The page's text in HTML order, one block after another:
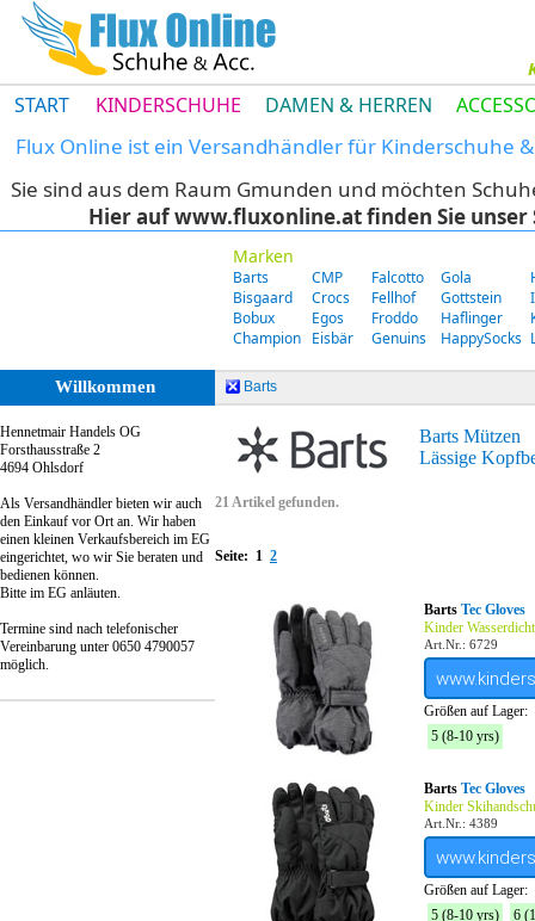
START KINDERSCHUHE DAMEN & HERREN
Flux Online ist ein Versandhändler für Kinderschuhe
Sie sind aus dem Raum Gmunden und möchten
Hier auf www.fluxonline.at finden Sie
Marken
Barts
Bisgaard
Bobux
Champion
CMP
Crocs
Egos
Eisbär
Falcotto
Fellhof
Froddo
Genuins
Gola
Gottstein
Haflinger
HappySocks
Willkommen
Hennetmair Handels OG
Forsthausstraße 2
4694 Ohlsdorf
Als Versandhändler bieten wir auch
den Einkauf vor Ort an. Wir haben
einen kleinen Verkaufsbereich im EG
eingerichtet, wo wir Sie beraten und
bedienen können.
Bitte im EG anläuten.
Termine sind nach telefonischer
Vereinbarung unter 0650 4790057
möglich.
Barts
Barts Mützen
Lässige
21 Artikel gefunden.
Seite: 1 2
Barts Tec Gloves
Kinder
Art.Nr.: 6729
Größen auf Lager:
5 (8-10 yrs)
Barts Tec Gloves
Kinder
Art.Nr.: 4389
Größen auf Lager:
5 (8-10 yrs)
6